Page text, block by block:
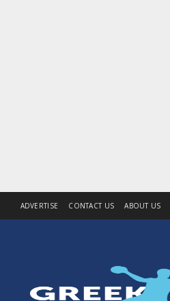
ADVERTISE CONTACT US ABOUT US